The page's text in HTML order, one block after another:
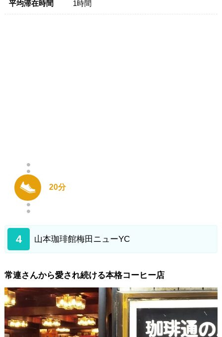
平均滞在時間 1時間
20分
4 山本珈琲館梅田ニューYC
常連さんから愛され続ける本格コーヒー店